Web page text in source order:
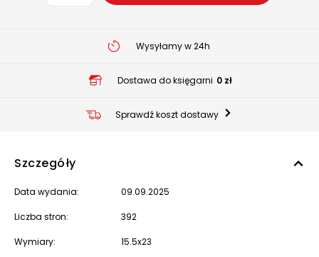
Wysyłamy w 24h
Dostawa do księgarni 0 zł
Sprawdź koszt dostawy
Szczegóły
Data wydania: 09.09.2025
Liczba stron: 392
Wymiary: 15.5x23